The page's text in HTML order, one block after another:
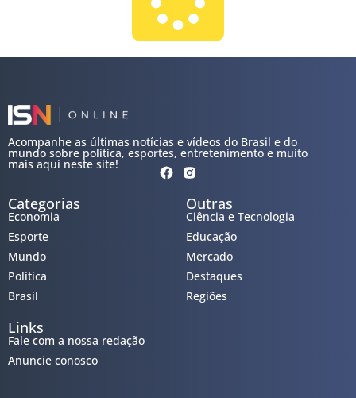
Acompanhe as últimas notícias e vídeos do Brasil e do
mundo sobre política, esportes, entretenimento e muito
mais aqui neste site!
Categorias
Economia
Esporte
Mundo
Política
Brasil
Outras
Ciência e Tecnologia
Educação
Mercado
Destaques
Regiões
Links
Fale com a nossa redação
Anuncie conosco